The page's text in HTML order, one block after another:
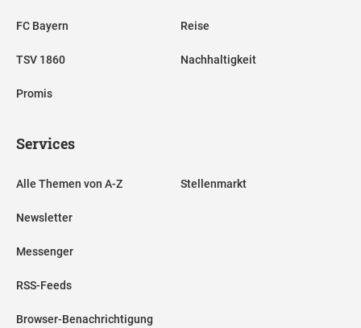
FC Bayern
TSV 1860
Promis
Reise
Nachhaltigkeit
Services
Alle Themen von A-Z
Newsletter
Messenger
RSS-Feeds
Browser-Benachrichtigung
Stellenmarkt